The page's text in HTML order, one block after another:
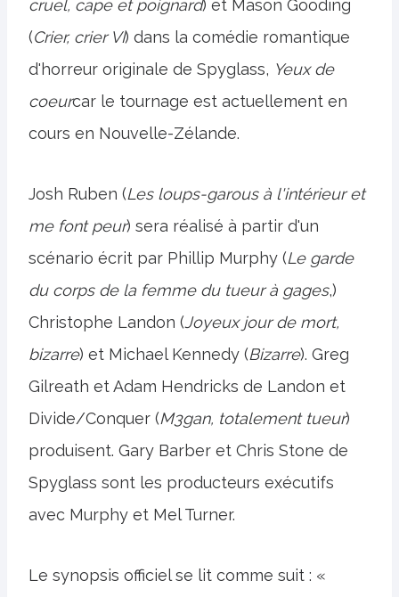
cruel, cape et poignard) et Mason Gooding
(Crier, crier VI) dans la comédie romantique
d'horreur originale de Spyglass, Yeux de
coeurcar le tournage est actuellement en
cours en Nouvelle-Zélande.
Josh Ruben (Les loups-garous à l'intérieur et
me font peur) sera réalisé à partir d'un
scénario écrit par Phillip Murphy (Le garde
du corps de la femme du tueur à gages,)
Christophe Landon (Joyeux jour de mort,
bizarre) et Michael Kennedy (Bizarre). Greg
Gilreath et Adam Hendricks de Landon et
Divide/Conquer (M3gan, totalement tueur)
produisent. Gary Barber et Chris Stone de
Spyglass sont les producteurs exécutifs
avec Murphy et Mel Turner.
Le synopsis officiel se lit comme suit : «